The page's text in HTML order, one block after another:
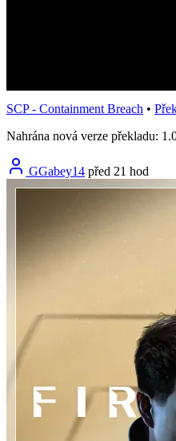
SCP - Containment Breach •
Nahrána nová verze překladu:
GGabey14 před 21 hod